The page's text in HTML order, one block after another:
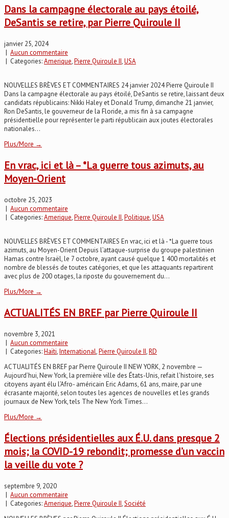
Dans la campagne électorale au pays étoilé,
DeSantis se retire, par Pierre Quiroule II
janvier 25, 2024
| Aucun commentaire
| Categories:Amerique,Pierre Quiroule II,USA
NOUVELLES BRÈVES ET COMMENTAIRES 24 janvier 2024 Pierre Quiroule II
Dans la campagne électorale au pays étoilé, DeSantis se retire, laissant deux
candidats républicains: Nikki Haley et Donald Trump, dimanche 21 janvier,
Ron DeSantis, le gouverneur de la Floride, a mis fin à sa campagne
présidentielle pour représenter le parti républicain aux joutes électorales
nationales...
Plus/More →
En vrac, ici et là – *La guerre tous azimuts, au
Moyen-Orient
octobre 25, 2023
| Aucun commentaire
| Categories:Amerique,Pierre Quiroule II,Politique,USA
NOUVELLES BRÈVES ET COMMENTAIRES En vrac, ici et là - *La guerre tous
azimuts, au Moyen-Orient Depuis l’attaque-surprise du groupe palestinien
Hamas contre Israël, le 7 octobre, ayant causé quelque 1 400 mortalités et
nombre de blessés de toutes catégories, et que les attaquants repartirent
avec plus de 200 otages, la riposte du gouvernement du...
Plus/More →
ACTUALITÉS EN BREF par Pierre Quiroule II
novembre 3, 2021
| Aucun commentaire
| Categories:Haïti,International,Pierre Quiroule II,RD
ACTUALITÉS EN BREF par Pierre Quiroule II NEW YORK, 2 novembre —
Aujourd’hui, New York, la première ville des États-Unis, refait l’histoire, ses
citoyens ayant élu l’Afro- américain Eric Adams, 61 ans, maire, par une
écrasante majorité, selon toutes les agences de nouvelles et les grands
journaux de New York, tels The New York Times...
Plus/More →
Élections présidentielles aux É.U. dans presque 2
mois; la COVID-19 rebondit; promesse d’un vaccin
la veille du vote ?
septembre 9, 2020
| Aucun commentaire
| Categories:Amerique,Pierre Quiroule II,Société